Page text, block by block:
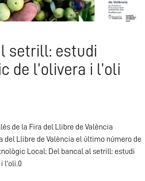
setrill: estudi
de l’olivera i l’oli
de la Fira del Llibre de València
del Llibre de València el último número de
Local: Del bancal al setrill: estudi
l’oli.0